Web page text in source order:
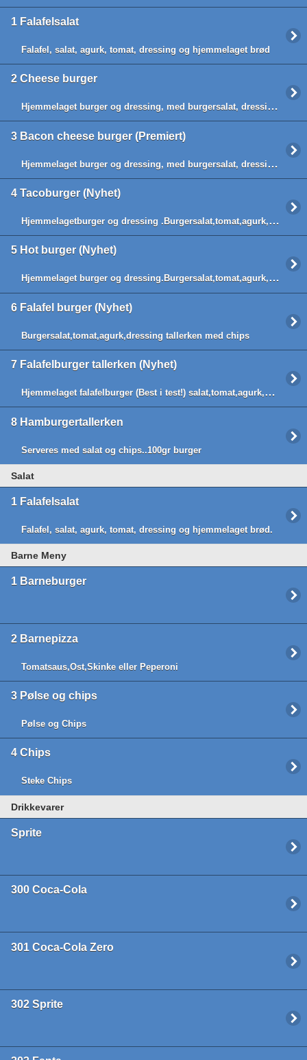
1 Falafelsalat
Falafel, salat, agurk, tomat, dressing og hjemmelaget brød
2 Cheese burger
Hjemmelaget burger og dressing, med burgersalat, dressing, tomat, ost og agurk
3 Bacon cheese burger (Premiert)
Hjemmelaget burger og dressing, med burgersalat, dressing, tomat, bacon, agurk og ost
4 Tacoburger (Nyhet)
Hjemmelagetburger og dressing .Burgersalat,tomat,agurk,hjemmelage tacosaus.
5 Hot burger (Nyhet)
Hjemmelaget burger og dressing.Burgersalat,tomat,agurk,dressing,Hjemmelaget sterksaus.
6 Falafel burger (Nyhet)
Burgersalat,tomat,agurk,dressing tallerken med chips
7 Falafelburger tallerken (Nyhet)
Hjemmelaget falafelburger (Best i test!) salat,tomat,agurk,dressing ,chips.
8 Hamburgertallerken
Serveres med salat og chips..100gr burger
Salat
1 Falafelsalat
Falafel, salat, agurk, tomat, dressing og hjemmelaget brød.
Barne Meny
1 Barneburger
2 Barnepizza
Tomatsaus,Ost,Skinke eller Peperoni
3 Pølse og chips
Pølse og Chips
4 Chips
Steke Chips
Drikkevarer
Sprite
300 Coca-Cola
301 Coca-Cola Zero
302 Sprite